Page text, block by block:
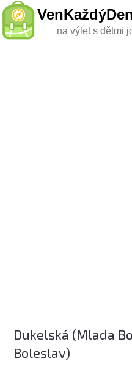
na výlet s dětmi
Dukelská (Mlada
Boleslav)